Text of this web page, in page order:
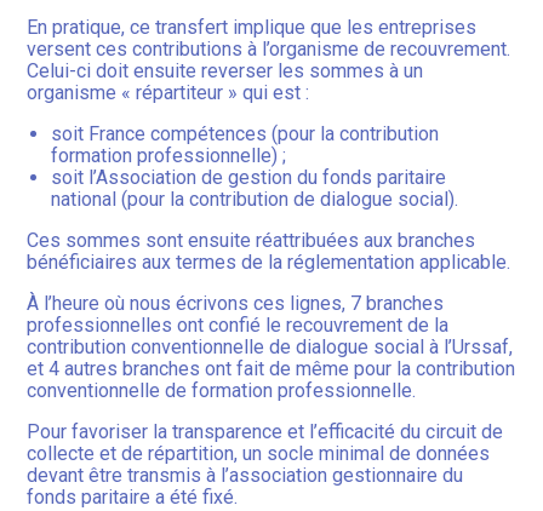
En pratique, ce transfert implique que les entreprises
versent ces contributions à l’organisme de recouvrement.
Celui-ci doit ensuite reverser les sommes à un
organisme « répartiteur » qui est :
soit France compétences (pour la contribution
formation professionnelle) ;
soit l’Association de gestion du fonds paritaire
national (pour la contribution de dialogue social).
Ces sommes sont ensuite réattribuées aux branches
bénéficiaires aux termes de la réglementation applicable.
À l’heure où nous écrivons ces lignes, 7 branches
professionnelles ont confié le recouvrement de la
contribution conventionnelle de dialogue social à l’Urssaf,
et 4 autres branches ont fait de même pour la contribution
conventionnelle de formation professionnelle.
Pour favoriser la transparence et l’efficacité du circuit de
collecte et de répartition, un socle minimal de données
devant être transmis à l’association gestionnaire du
fonds paritaire a été fixé.